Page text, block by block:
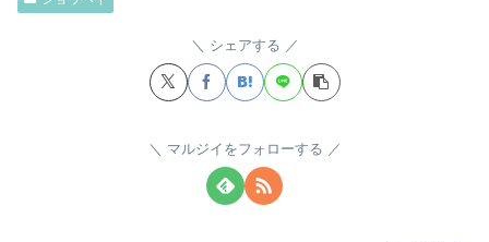
シェアする
マルジイをフォローする